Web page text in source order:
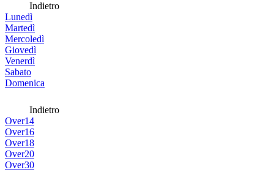
Indietro
Lunedì
Martedì
Mercoledì
Giovedì
Venerdì
Sabato
Domenica
Indietro
Over14
Over16
Over18
Over20
Over30